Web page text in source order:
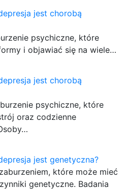
jest chorobą
psychiczne, które
i objawiać się na wiele…
jest chorobą
psychiczne, które
oraz codzienne
jest genetyczna?
które może mieć
genetyczne. Badania